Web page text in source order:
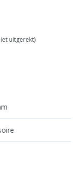
uitgerekt)